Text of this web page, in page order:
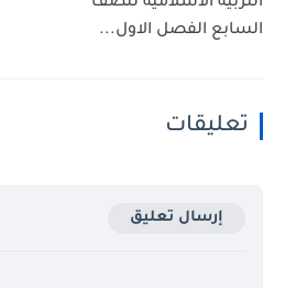
السابع الفصل الاول...
تعليقات
إرسال تعليق